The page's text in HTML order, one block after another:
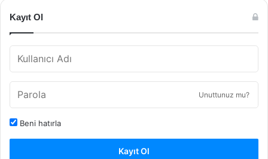
Kayıt Ol
Unuttunuz mu?
Beni hatırla
Kayıt Ol